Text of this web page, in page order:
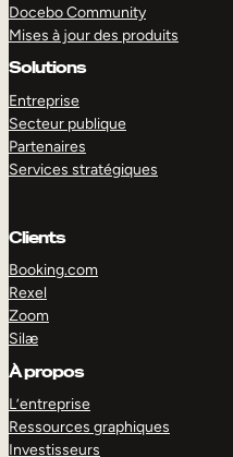
Docebo Community
Mises à jour des produits
Solutions
Entreprise
Secteur publique
Partenaires
Services stratégiques
Clients
Booking.com
Rexel
Zoom
Silæ
À propos
L’entreprise
Ressources graphiques
Investisseurs